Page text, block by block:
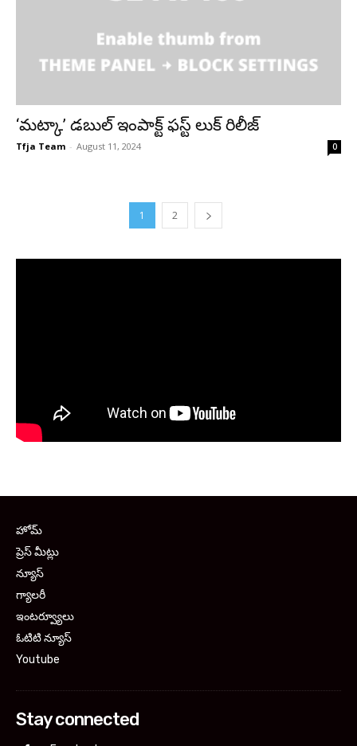
‘మట్కా’ డబుల్ ఇంపాక్ట్ ఫస్ట్ లుక్ రిలీజ్
Tfja Team - August 11, 2024 0
1 2
హోమ్
ప్రెస్ మీట్లు
న్యూస్
గ్యాలరీ
ఇంటర్వ్యూలు
ఓటిటి న్యూస్
Youtube
Stay connected